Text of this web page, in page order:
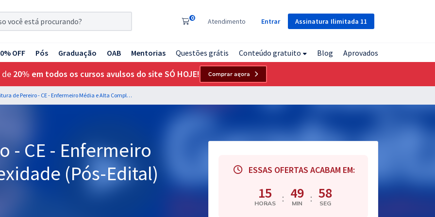
Assinatura Ilimitada 11
0 Atendimento Entrar
OFF Pós Graduação OAB Mentorias Questões grátis Conteúdo gratuito Blog Aprovados
de 20% em todos os cursos avulsos do site SÓ HOJE! Comprar agora
Prefeitura de Pereiro - CE - Enfermeiro Média e Alta Complexidade (Pós-Edital)
- CE - Enfermeiro
(Pós-Edital)
ESSAS OFERTAS ACABAM EM:
15
HORAS : 49
MIN : 57
SEG